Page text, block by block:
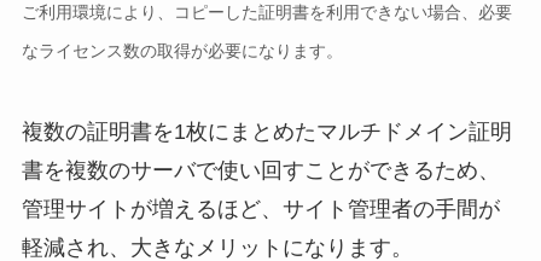
ご利用環境により、コピーした証明書を利用できない場合、必要
なライセンス数の取得が必要になります。
複数の証明書を1枚にまとめたマルチドメイン証明
書を複数のサーバで使い回すことができるため、
管理サイトが増えるほど、サイト管理者の手間が
軽減され、大きなメリットになります。